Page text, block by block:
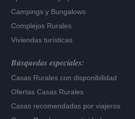
Campings y Bungalows
Complejos Rurales
Viviendas turísticas
Búsquedas especiales:
Casas Rurales con disponibilidad
Ofertas Casas Rurales
Casas recomendadas por viajeros